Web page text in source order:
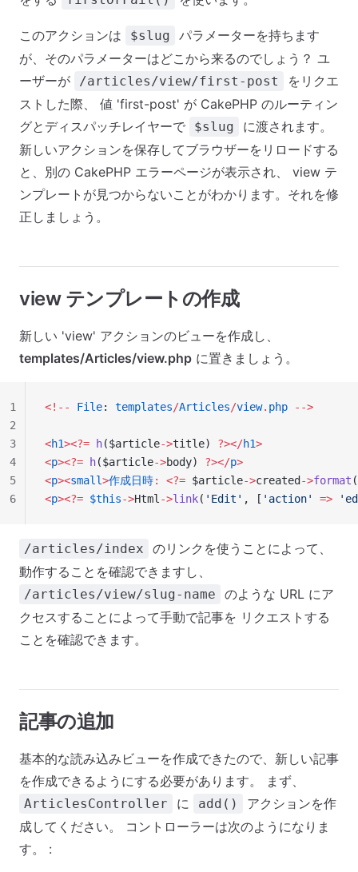
このアクションは $slug
パラメーターを持ちます
が、そのパラメーターはどこから来るのでしょう？ ユ
ーザーが
/articles/view/first-post
をリクエ
ストした際、 値 'first-post' が CakePHP のルーティン
グとディスパッチレイヤーで
$slug
に渡されます。
新しいアクションを保存してブラウザーをリロードする
と、別の CakePHP エラーページが表示され、 view テ
ンプレートが見つからないことがわかります。それを修
正しましょう。
view テンプレートの作成
新しい 'view' アクションのビューを作成し、
templates/Articles/view.php に置きましょう。
<!-- File: templates/Articles/view. php -->
<h1><?= h($article->title) ?></h1>
<p><?= h($article->body) ?></p>
<p><small>作成日時: <?= $article->created ->format (
<p><?= $this->Html ->link( 'Edit' , [ 'action' =>
1
2
3
4
5
6
/articles/index
のリンクを使うことによって、
動作することを確認できますし、
/articles/view/slug-name
のような URL にア
クセスすることによって手動で記事を リクエストする
ことを確認できます。
記事の追加
基本的な読み込みビューを作成できたので、新しい記事
を作成できるようにする必要があります。 まず、
ArticlesController に add()
アクションを作
成してください。 コントローラーは次のようになりま
す。 :